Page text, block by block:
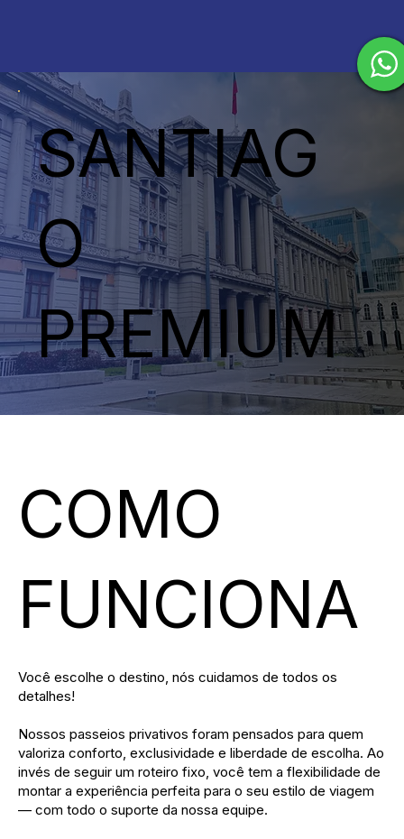
SANTIAG
O
PREMIUM
COMO
FUNCIONA
Você escolhe o destino, nós cuidamos de todos os
detalhes!
Nossos passeios privativos foram pensados para quem
valoriza conforto, exclusividade e liberdade de escolha. Ao
invés de seguir um roteiro fixo, você tem a flexibilidade de
montar a experiência perfeita para o seu estilo de viagem
— com todo o suporte da nossa equipe.